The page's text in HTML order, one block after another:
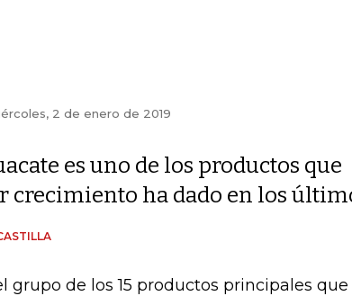
2 de enero de 2019
es uno de los productos que
crecimiento ha dado en los
grupo de los 15 productos principales